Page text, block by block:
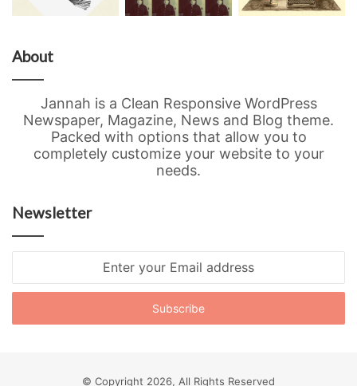
About
Jannah is a Clean Responsive WordPress
Newspaper, Magazine, News and Blog theme.
Packed with options that allow you to
completely customize your website to your
needs.
Newsletter
Email
© Copyright 2026, All Rights Reserved